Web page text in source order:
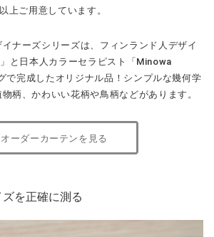
上ご用意しています。
ナーズシリーズは、フィンランド人デザイ
と日本人カラーセラピスト「Minowa
で完成したオリジナル品！シンプルな幾何学
柄、かわいい花柄や鳥柄などがあります。
オーダーカーテンを見る
を正確に測る